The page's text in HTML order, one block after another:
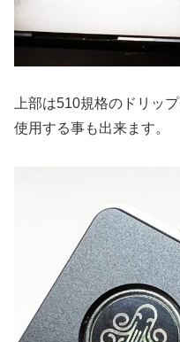
上部は510規格のドリッ
使用する事も出来ます。